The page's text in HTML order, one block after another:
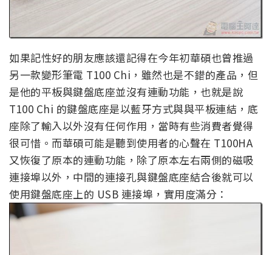
如果記性好的朋友應該還記得在今年初華碩也曾推過
另一款變形筆電 T100 Chi，雖然也是不錯的產品，但
是他的平板與鍵盤底座並沒有連動功能，也就是說
T100 Chi 的鍵盤底座是以藍牙方式與與平板連結，底
座除了輸入以外沒有任何作用，當時有些消費者覺得
很可惜。而華碩可能是聽到使用者的心聲在 T100HA
又恢復了原本的連動功能，除了原本左右兩側的磁吸
連接埠以外，中間的連接孔與鍵盤底座結合後就可以
使用鍵盤底座上的 USB 連接埠，實用度滿分：